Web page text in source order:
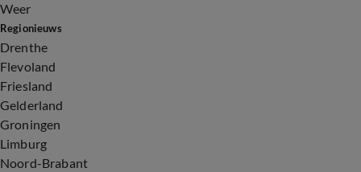
Weer
Regionieuws
Drenthe
Flevoland
Friesland
Gelderland
Groningen
Limburg
Noord-Brabant